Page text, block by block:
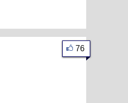
76